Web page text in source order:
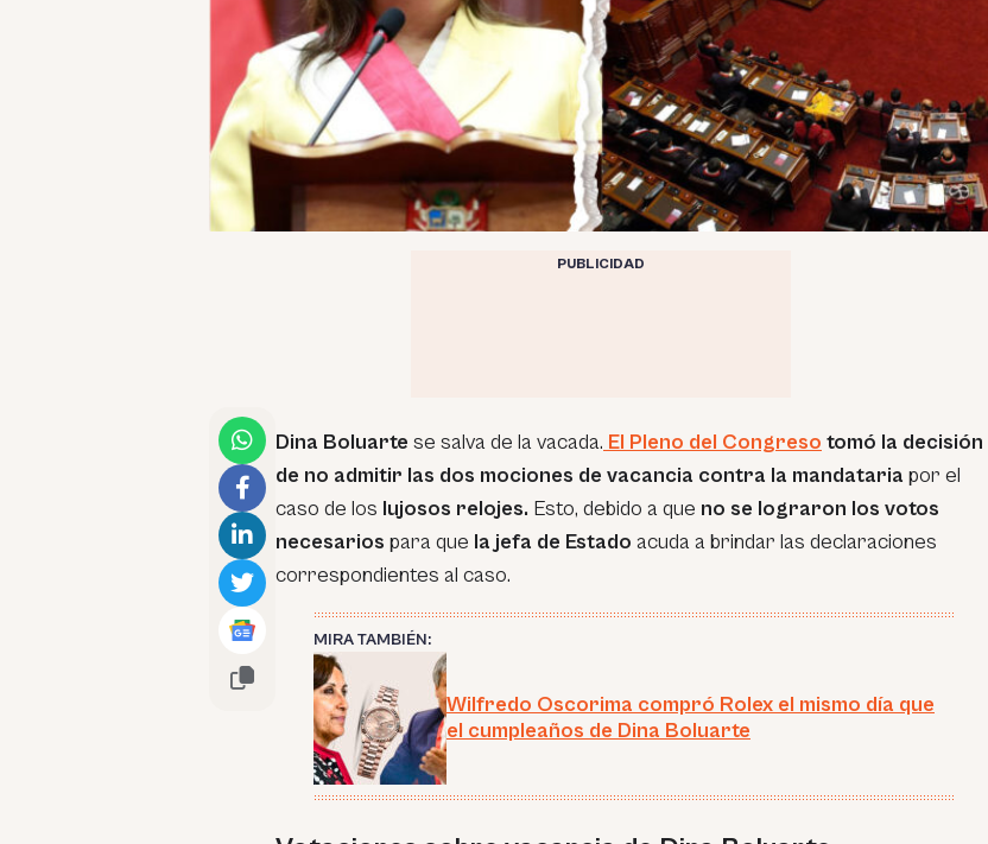
PUBLICIDAD
Dina Boluarte se salva de la vacada. El Pleno del Congreso tomó la decisión
de no admitir las dos mociones de vacancia contra la mandataria por el
caso de los lujosos relojes. Esto, debido a que no se lograron los votos
necesarios para que la jefa de Estado acuda a brindar las declaraciones
correspondientes al caso.
MIRA TAMBIÉN:
Wilfredo Oscorima compró Rolex el mismo día que
el cumpleaños de Dina Boluarte